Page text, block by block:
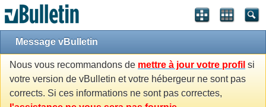
Message vBulletin
Nous vous recommandons de mettre à jour votre profil si
votre version de vBulletin et votre hébergeur ne sont pas
corrects. Si ces informations ne sont pas correctes,